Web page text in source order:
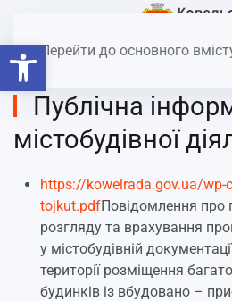
Відкрити Панель інструментів
Перейти до основного
Публічна
містобудівної
https://kowelrada.gov.ua/
tojkut.pdfПовідомлення про
розгляду та врахування
у містобудівній
території розміщення
будинків із вбудовано –